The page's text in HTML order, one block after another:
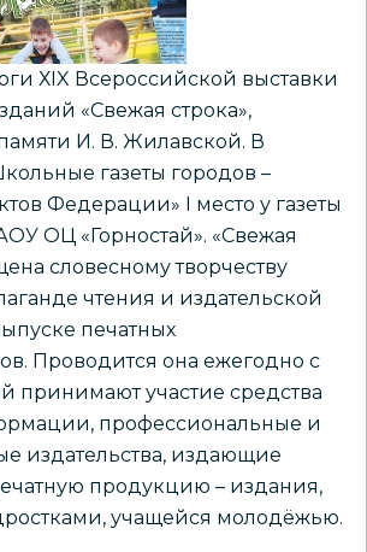
ХIX Всероссийской выставки
«Свежая строка»,
И. В. Жилавской. В
газеты городов –
Федерации» I место у газеты
ОЦ «Горностай». «Свежая
словесному творчеству
чтения и издательской
печатных
Проводится она ежегодно с
принимают участие средства
профессиональные и
издательства, издающие
продукцию – издания,
учащейся молодёжью.